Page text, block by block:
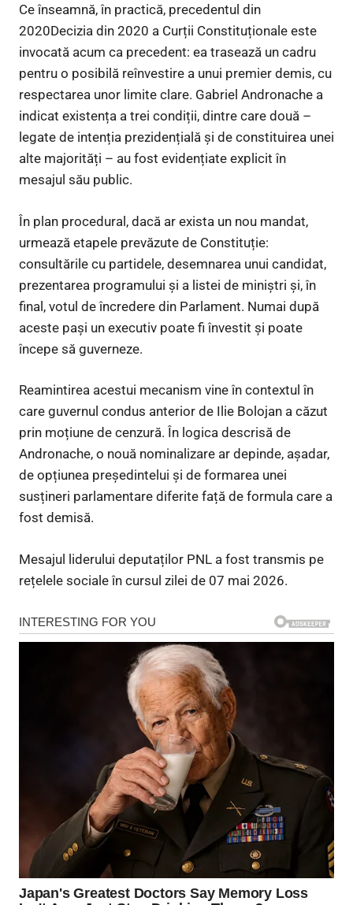
Ce înseamnă, în practică, precedentul din
2020Decizia din 2020 a Curții Constituționale este
invocată acum ca precedent: ea trasează un cadru
pentru o posibilă reînvestire a unui premier demis, cu
respectarea unor limite clare. Gabriel Andronache a
indicat existența a trei condiții, dintre care două –
legate de intenția prezidențială și de constituirea unei
alte majorități – au fost evidențiate explicit în
mesajul său public.
În plan procedural, dacă ar exista un nou mandat,
urmează etapele prevăzute de Constituție:
consultările cu partidele, desemnarea unui candidat,
prezentarea programului și a listei de miniștri și, în
final, votul de încredere din Parlament. Numai după
aceste pași un executiv poate fi învestit și poate
începe să guverneze.
Reamintirea acestui mecanism vine în contextul în
care guvernul condus anterior de Ilie Bolojan a căzut
prin moțiune de cenzură. În logica descrisă de
Andronache, o nouă nominalizare ar depinde, așadar,
de opțiunea președintelui și de formarea unei
susțineri parlamentare diferite față de formula care a
fost demisă.
Mesajul liderului deputaților PNL a fost transmis pe
rețelele sociale în cursul zilei de 07 mai 2026.